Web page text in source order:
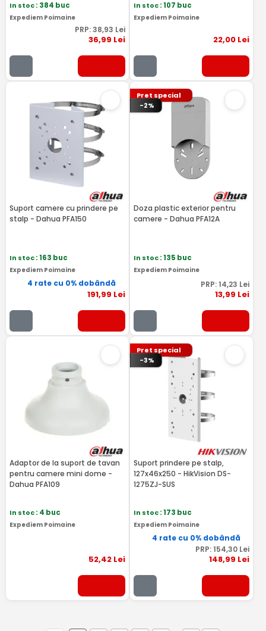
In stoc: 384 buc
Expediem Poimaine
PRP:38,93 Lei
36,99 Lei
In stoc: 107 buc
Expediem Poimaine
22,00 Lei
Suport camere cu prindere pe
stalp - Dahua PFA150
In stoc: 163 buc
Expediem Poimaine
4 rate cu 0% dobândă
191,99 Lei
Pret special
-2%
Doza plastic exterior pentru
camere - Dahua PFA12A
In stoc: 135 buc
Expediem Poimaine
PRP: 14,23 Lei
13,99 Lei
Adaptor de la suport de tavan
pentru camere mini dome -
Dahua PFA109
In stoc: 4 buc
Expediem Poimaine
52,42Lei
Pret special
-3%
Suport prindere pe stalp,
127x46x250 - HikVision DS-
1275ZJ-SUS
In stoc: 173 buc
Expediem Poimaine
4 rate cu 0% dobândă
PRP: 154,30 Lei
148,99 Lei